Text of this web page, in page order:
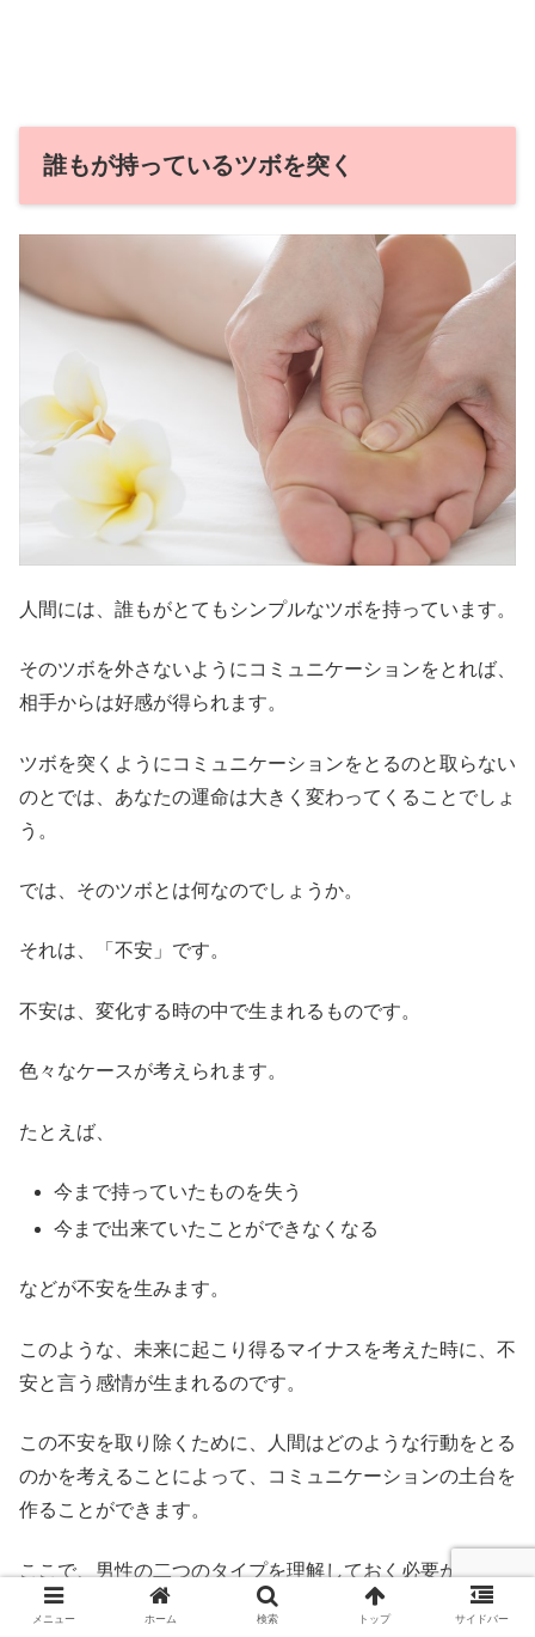
誰もが持っているツボを突く
人間には、誰もがとてもシンプルなツボを持っています。
そのツボを外さないようにコミュニケーションをとれば、
相手からは好感が得られます。
ツボを突くようにコミュニケーションをとるのと取らない
のとでは、あなたの運命は大きく変わってくることでしょ
う。
では、そのツボとは何なのでしょうか。
それは、「不安」です。
不安は、変化する時の中で生まれるものです。
色々なケースが考えられます。
たとえば、
今まで持っていたものを失う
今まで出来ていたことができなくなる
などが不安を生みます。
このような、未来に起こり得るマイナスを考えた時に、不
安と言う感情が生まれるのです。
この不安を取り除くために、人間はどのような行動をとる
のかを考えることによって、コミュニケーションの土台を
作ることができます。
ここで、男性の二つのタイプを理解しておく必要があるで
しょう。
メニュー ホーム 検索 トップ サイドバー